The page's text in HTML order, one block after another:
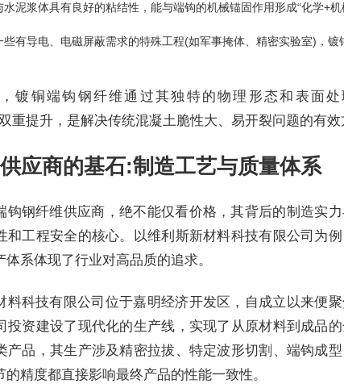
泥浆体具有良好的粘结性，能与端钩的机械锚固作用形成“化学+
有导电、电磁屏蔽需求的特殊工程(如军事掩体、精密实验室)，
镀铜端钩钢纤维通过其独特的物理形态和表面
双重提升，是解决传统混凝土脆性大、易开裂问题的有效
应商的基石:制造工艺与质量体系
钩钢纤维供应商，绝不能仅看价格，其背后的制造实
和工程安全的核心。以维利斯新材料科技有限公司为
系体现了行业对高品质的追求。
料科技有限公司位于嘉明经济开发区，自成立以来便
投资建设了现代化的生产线，实现了从原材料到成品
产品，其生产涉及精密拉拔、特定波形切割、端钩成
精度都直接影响最终产品的性能一致性。